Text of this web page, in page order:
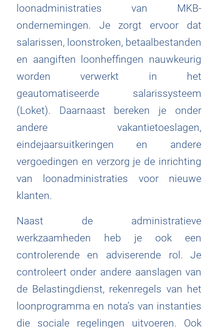
loonadministraties van MKB-
ondernemingen. Je zorgt ervoor dat
salarissen, loonstroken, betaalbestanden
en aangiften loonheffingen nauwkeurig
worden verwerkt in het
geautomatiseerde salarissysteem
(Loket). Daarnaast bereken je onder
andere vakantietoeslagen,
eindejaarsuitkeringen en andere
vergoedingen en verzorg je de inrichting
van loonadministraties voor nieuwe
klanten.
Naast de administratieve
werkzaamheden heb je ook een
controlerende en adviserende rol. Je
controleert onder andere aanslagen van
de Belastingdienst, rekenregels van het
loonprogramma en nota’s van instanties
die sociale regelingen uitvoeren. Ook